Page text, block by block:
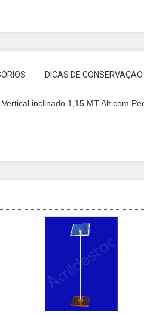
DICAS DE CONSERVAÇÃO
inclinado 1,15 MT Alt com